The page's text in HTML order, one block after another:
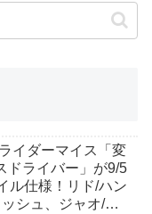
イダーマイス「変
ドライバー」が9/5
ル仕様！リド/ハン
シュ、ジャオ/バ